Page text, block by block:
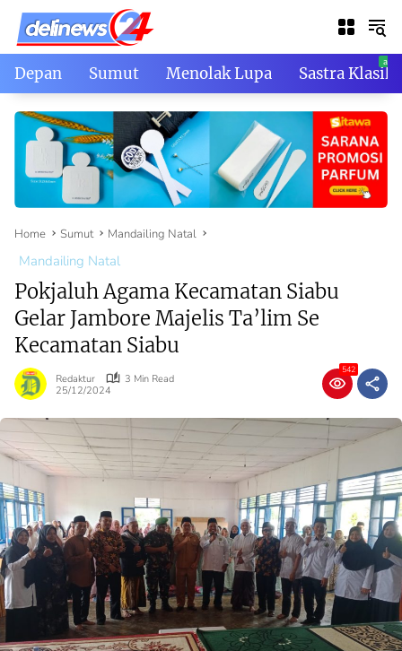
Skip
content
Depan Sumut Menolak Lupa Sastra Klasik
Home Sumut Mandailing Natal
Mandailing Natal
Pokjaluh Agama Kecamatan Siabu
Gelar Jambore Majelis Ta’lim Se
Kecamatan Siabu
Redaktur
3 Min Read
25/12/2024
542